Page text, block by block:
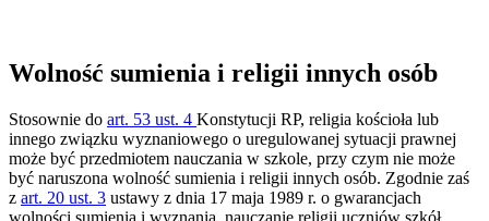
Wolność sumienia i religii innych osób
Stosownie do art. 53 ust. 4 Konstytucji RP, religia kościoła lub
innego związku wyznaniowego o uregulowanej sytuacji prawnej
może być przedmiotem nauczania w szkole, przy czym nie może
być naruszona wolność sumienia i religii innych osób. Zgodnie zaś
z art. 20 ust. 3 ustawy z dnia 17 maja 1989 r. o gwarancjach
wolności sumienia i wyznania, nauczanie religii uczniów szkół